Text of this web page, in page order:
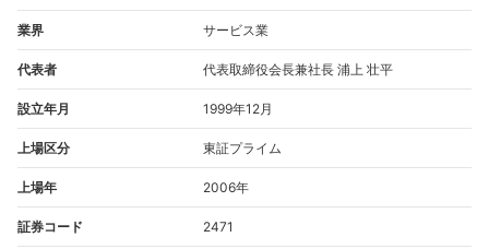
業界 サービス業
代表者 代表取締役会長兼社長 浦上 壮平
設立年月 1999年12月
上場区分 東証プライム
上場年 2006年
証券コード 2471